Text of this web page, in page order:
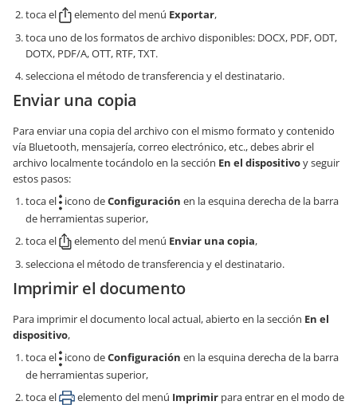
toca el
elemento del menú Exportar,
toca uno de los formatos de archivo disponibles: DOCX, PDF, ODT,
DOTX, PDF/A, OTT, RTF, TXT.
selecciona el método de transferencia y el destinatario.
Enviar una copia
Para enviar una copia del archivo con el mismo formato y contenido
vía Bluetooth, mensajería, correo electrónico, etc., debes abrir el
archivo localmente tocándolo en la sección En el dispositivoy seguir
estos pasos:
toca el
icono deConfiguración en la esquina derecha de la barra
de herramientas superior,
toca el
elemento del menú Enviar una copia,
selecciona el método de transferencia y el destinatario.
Imprimir el documento
Para imprimir el documento local actual, abierto en la sección En el
dispositivo,
toca el
icono deConfiguración en la esquina derecha de la barra
de herramientas superior,
toca el
elemento del menú Imprimir para entrar en el modo de